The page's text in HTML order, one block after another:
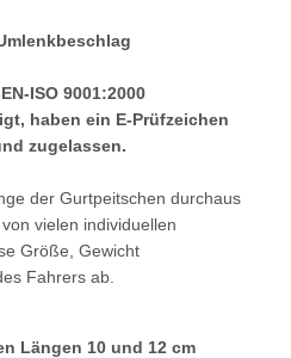
ISO 9001:2000
haben ein E-Prüfzeichen
zugelassen.
der Gurtpeitschen durchaus
vielen individuellen
Größe, Gewicht
Fahrers ab.
Längen 10 und 12 cm